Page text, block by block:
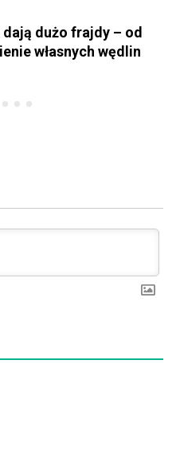
dużo frajdy – od
własnych wędlin